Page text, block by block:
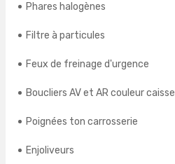
Phares halogènes
Filtre à particules
Feux de freinage d'urgence
Boucliers AV et AR couleur caisse
Poignées ton carrosserie
Enjoliveurs